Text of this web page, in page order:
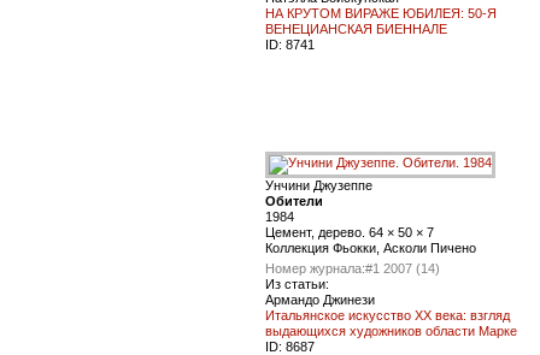
НА КРУТОМ ВИРАЖЕ ЮБИЛЕЯ: 50-Я
ВЕНЕЦИАНСКАЯ БИЕННАЛЕ
ID: 8741
Унчини Джузеппе
Обители
1984
Цемент, дерево. 64 × 50 × 7
Коллекция Фьокки, Асколи Пичено
Номер журнала:#1 2007 (14)
Из статьи:
Армандо Джинези
Итальянское искусство ХХ века: взгляд
выдающихся художников области Марке
ID: 8687